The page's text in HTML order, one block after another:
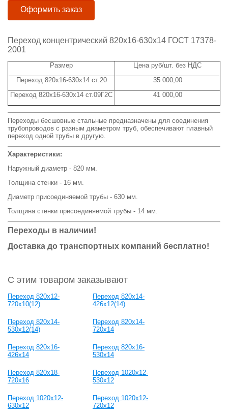
Оформить заказ
Переход концентрический 820x16-630x14 ГОСТ 17378-
2001
Размер
Цена руб/шт. без НДС
Переход 820x16-630x14 ст.20
35 000,00
Переход 820x16-630x14 ст.09Г2С
41 000,00
Переходы бесшовные стальные предназначены для соединения
трубопроводов с разным диаметром труб, обеспечивают плавный
переход одной трубы в другую.
Характеристики:
Наружный диаметр - 820 мм.
Толщина стенки - 16 мм.
Диаметр присоединяемой трубы - 630 мм.
Толщина стенки присоединяемой трубы - 14 мм.
Переходы в наличии!
Доставка до транспортных компаний бесплатно!
С этим товаром заказывают
Переход 820x12-
720x10(12)
Переход 820x14-
426x12(14)
Переход 820x14-
530x12(14)
Переход 820x14-
720x14
Переход 820x16-
426x14
Переход 820x16-
530x14
Переход 820x18-
720x16
Переход 1020x12-
530x12
Переход 1020x12-
630x12
Переход 1020x12-
720x12